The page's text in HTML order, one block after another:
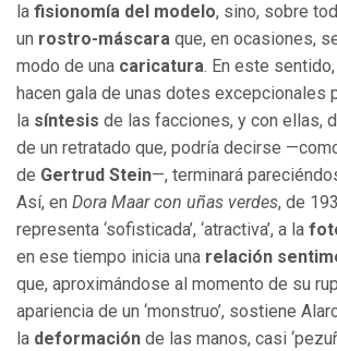
la fisionomía del modelo, sino, sobre
un rostro-máscara que, en ocasiones,
modo de una caricatura. En este
hacen gala de unas dotes excepcionales
la síntesis de las facciones, y con ellas,
de un retratado que, podría decirse
de Gertrud Stein—, terminará
Así, en Dora Maar con uñas verdes, de
representa ‘sofisticada’, ‘atractiva’, a la
en ese tiempo inicia una relación
que, aproximándose al momento de su
apariencia de un ‘monstruo’, sostiene
la deformación de las manos, casi